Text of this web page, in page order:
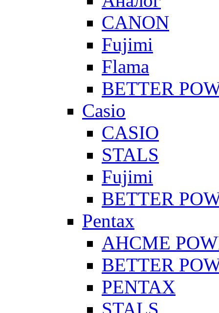
CANON
Fujimi
Flama
BETTER
Casio
CASIO
STALS
Fujimi
BETTER
Pentax
AHCME
BETTER
PENTAX